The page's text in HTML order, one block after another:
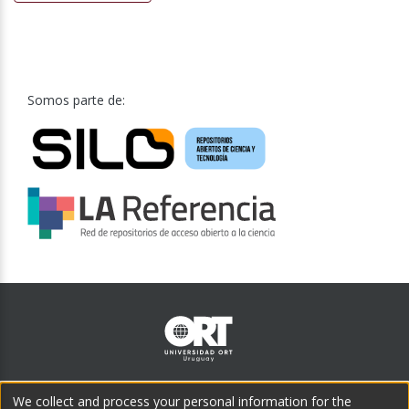
Somos parte de:
Teléfono central:
We collect and process your personal information for the